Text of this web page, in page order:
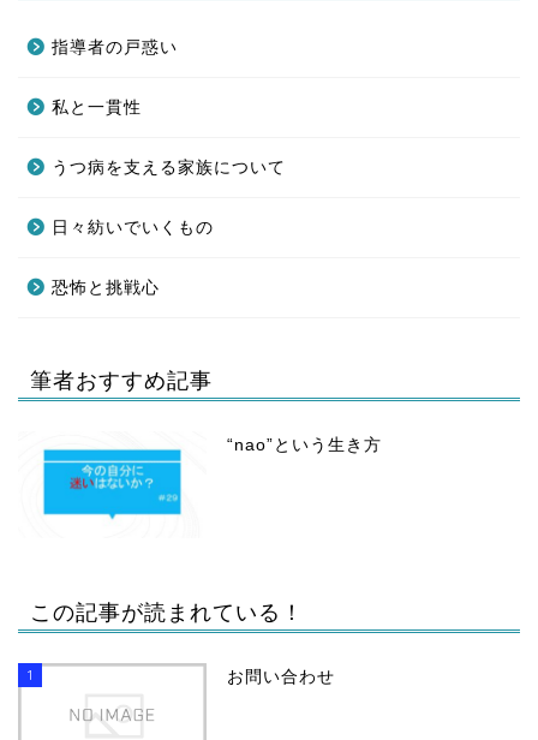
指導者の戸惑い
私と一貫性
うつ病を支える家族について
日々紡いでいくもの
恐怖と挑戦心
筆者おすすめ記事
“nao”という生き方
この記事が読まれている！
1 お問い合わせ